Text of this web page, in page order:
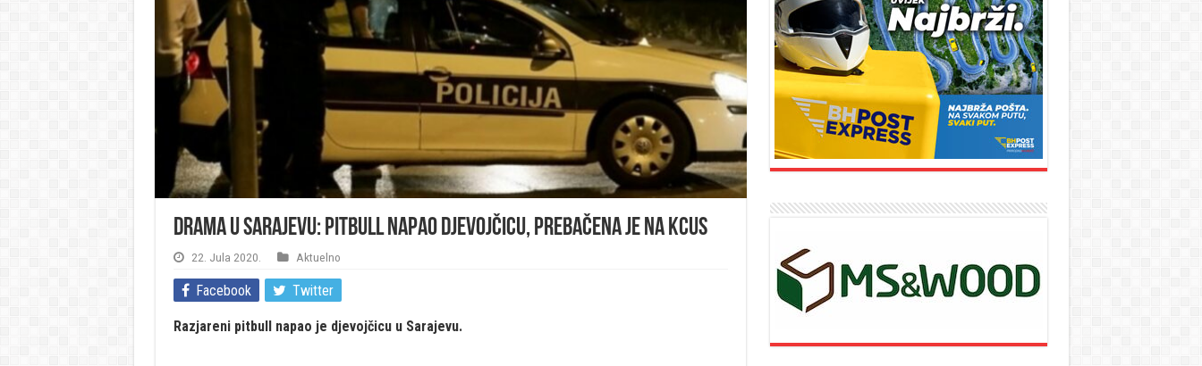
Drama u Sarajevu: Pitbull napao djevojčicu, prebačena je na KCUS
22. Jula 2020. Aktuelno
Facebook Twitter
Razjareni pitbull napao je djevojčicu u Sarajevu.